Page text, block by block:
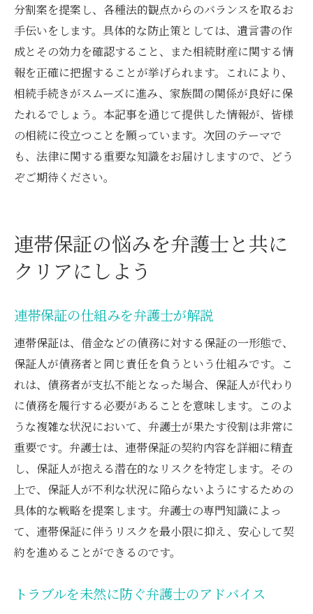
分割案を提案し、各種法的観点からのバランスを取るお
手伝いをします。具体的な防止策としては、遺言書の作
成とその効力を確認すること、また相続財産に関する情
報を正確に把握することが挙げられます。これにより、
相続手続きがスムーズに進み、家族間の関係が良好に保
たれるでしょう。本記事を通じて提供した情報が、皆様
の相続に役立つことを願っています。次回のテーマで
も、法律に関する重要な知識をお届けしますので、どう
ぞご期待ください。
連帯保証の悩みを弁護士と共に
クリアにしよう
連帯保証の仕組みを弁護士が解説
連帯保証は、借金などの債務に対する保証の一形態で、
保証人が債務者と同じ責任を負うという仕組みです。こ
れは、債務者が支払不能となった場合、保証人が代わり
に債務を履行する必要があることを意味します。このよ
うな複雑な状況において、弁護士が果たす役割は非常に
重要です。弁護士は、連帯保証の契約内容を詳細に精査
し、保証人が抱える潜在的なリスクを特定します。その
上で、保証人が不利な状況に陥らないようにするための
具体的な戦略を提案します。弁護士の専門知識によっ
て、連帯保証に伴うリスクを最小限に抑え、安心して契
約を進めることができるのです。
トラブルを未然に防ぐ弁護士のアドバイス